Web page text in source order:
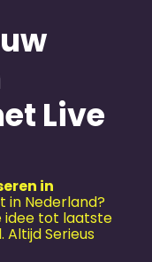
Live
in
Nederland?
idee tot laatste
Serieus